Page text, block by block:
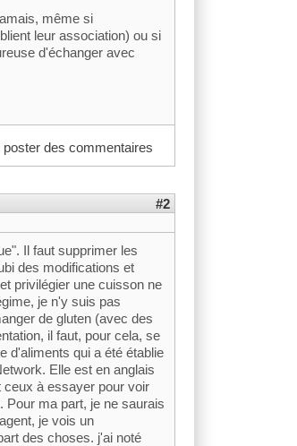
même si
leur association) ou si
d'échanger avec
poster des commentaires
#2
Il faut supprimer les
des modifications et
privilégier une cuisson ne
je n'y suis pas
de gluten (avec des
il faut, pour cela, se
d'aliments qui a été établie
Elle est en anglais
ceux à essayer pour voir
Pour ma part, je ne saurais
je vois un
des choses. j'ai noté